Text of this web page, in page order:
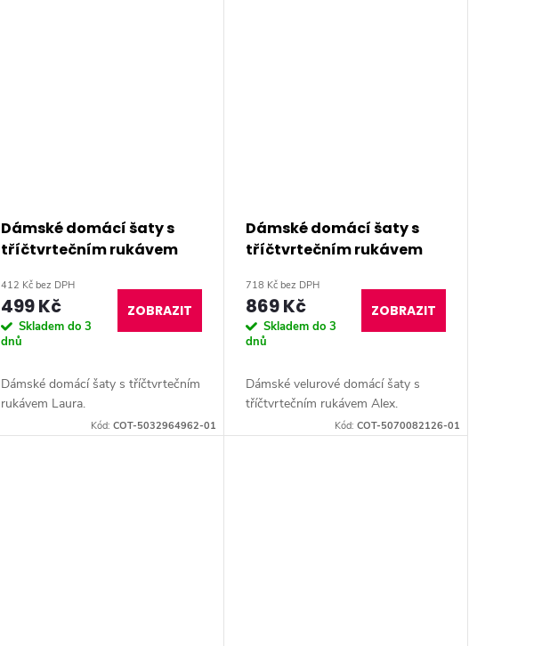
Dámské domácí šaty s
tříčtvrtečním rukávem
412 Kč bez DPH
499 Kč
Skladem do 3
dnů
ZOBRAZIT
Dámské domácí šaty s tříčtvrtečním
rukávem Laura.
Kód: COT-5032964962-01
Dámské domácí šaty s
tříčtvrtečním rukávem
718 Kč bez DPH
869 Kč
Skladem do 3
dnů
ZOBRAZIT
Dámské velurové domácí šaty s
tříčtvrtečním rukávem Alex.
Kód: COT-5070082126-01